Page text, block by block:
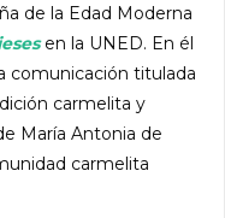
de la Edad Moderna
en la UNED. En él
comunicación titulada
carmelita y
María Antonia de
carmelita